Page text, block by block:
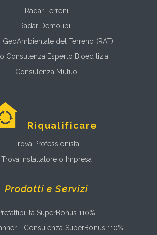
Radar Terreni
Radar Demolibili
GeoAmbientale del Terreno (RAT)
Consulenza Esperto Bioedilizia
Consulenza Mutuo
Riqualificare
Trova Professionista
Trova Installatore o Impresa
Prodotti e Servizi
SuperBonus 110%
- Consulenza SuperBonus 110%